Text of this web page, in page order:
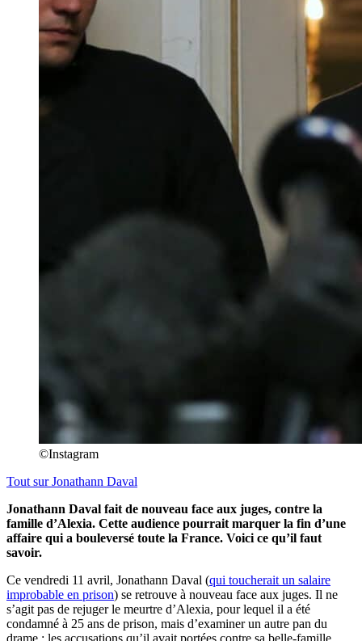
©Instagram
Tout surJonathann Daval
Jonathann Daval fait de nouveau face aux juges, contre la
famille d’Alexia. Cette audience pourrait marquer la fin d’une
affaire qui a bouleversé toute la France. Voici ce qu’il faut
savoir.
Ce vendredi 11 avril, Jonathann Daval (qui toucherait un salaire
improbable en prison) se retrouve à nouveau face aux juges. Il ne
s’agit pas de rejuger le meurtre d’Alexia, pour lequel il a été
condamné à 25 ans de prison, mais d’examiner un autre pan du
drame : les accusations qu’il avait portées contre sa belle-famille